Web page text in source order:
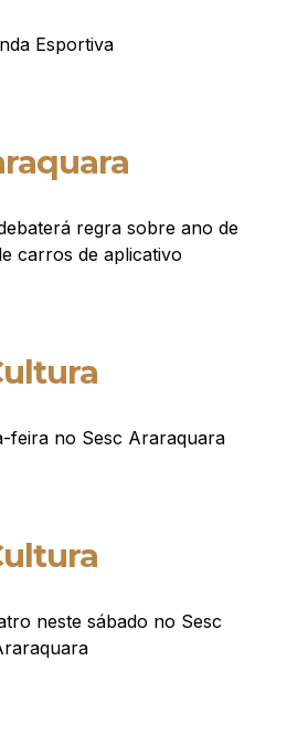
Esportiva
regra sobre ano de
carros de aplicativo
feira no Sesc Araraquara
neste sábado no Sesc